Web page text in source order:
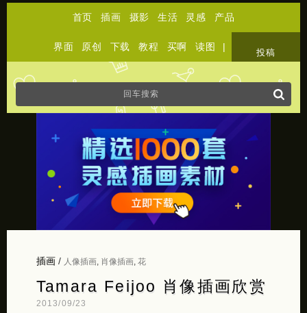
首页 插画 摄影 生活 灵感 产品
界面 原创 下载 教程 买啊 读图 |
投稿
插画/ 人像插画, 肖像插画, 花
Tamara Feijoo 肖像插画欣赏
2013/09/23